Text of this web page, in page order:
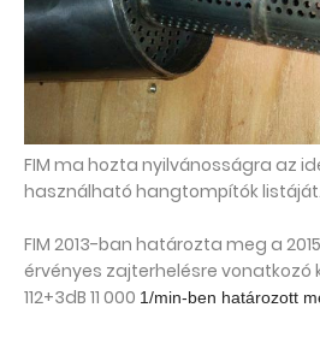
FIM ma hozta nyilvánosságra az
használható hangtompítók listáját.
FIM 2013-ban határozta meg a
érvényes zajterhelésre
112+3dB 11 000 1/min-ben határozott